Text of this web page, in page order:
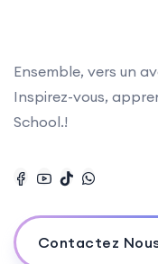
Ensemble, vers un
Inspirez-vous,
School.!
Contactez